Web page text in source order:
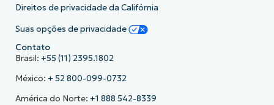
Direitos de privacidade da Califórnia
Suas opções de privacidade
Contato
Brasil: +55 (11) 2395.1802
México: + 52 800-099-0732
América do Norte: +1 888 542-8339